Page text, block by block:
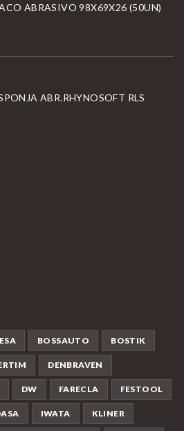
ABRASIVO 98X69X26 (50UN)
ABR.RHYNOSOFT RLS
BOSSAUTO BOSTIK
DENBRAVEN
DW FARECLA FESTOOL
IWATA KLINER